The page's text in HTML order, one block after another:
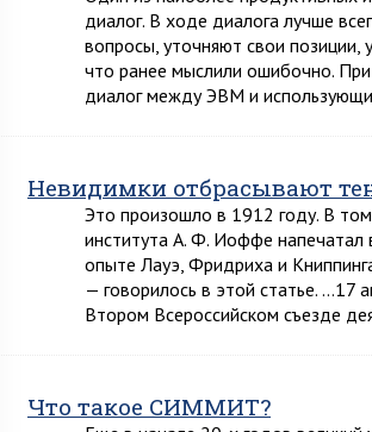
диалог. В ходе диалога лучше
вопросы, уточняют свои позиции,
что ранее мыслили ошибочно.
диалог между ЭВМ и
Невидимки отбрасывают
Это произошло в 1912 году. В том
института А. Ф. Иоффе напечатал
опыте Лауэ, Фридриха и
— говорилось в этой статье. …17
Втором Всероссийском съезде
Что такое СИММИТ?